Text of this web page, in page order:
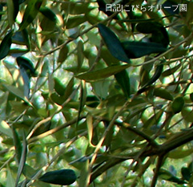
日記|こびらオリーブ園